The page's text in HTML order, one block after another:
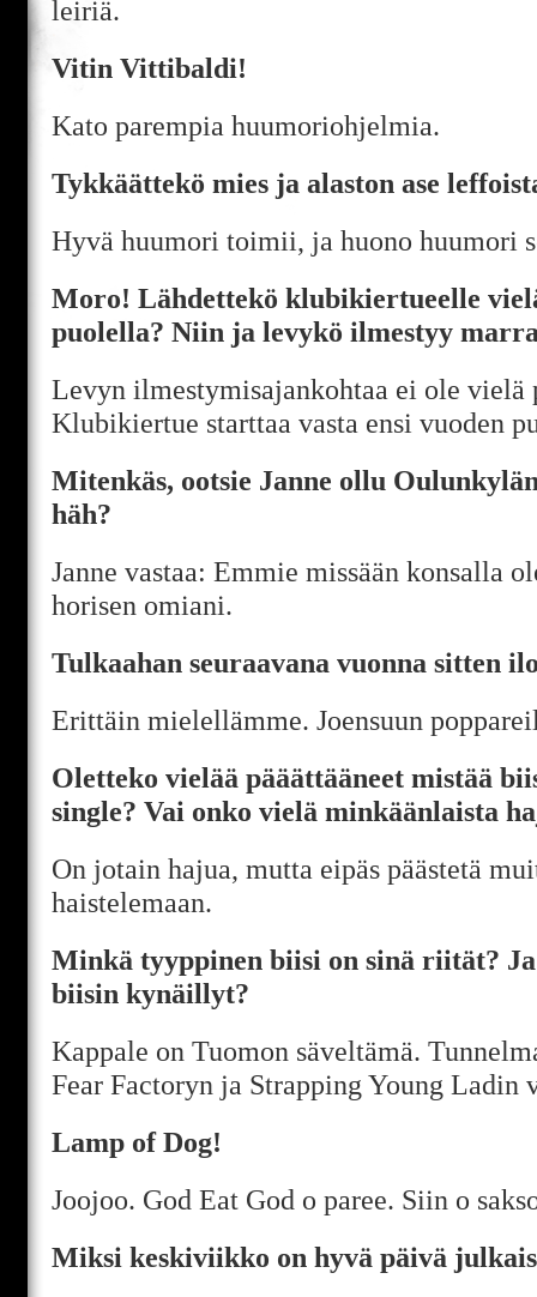
leiriä.
Vitin Vittibaldi!
Kato parempia huumoriohjelmia.
Tykkäättekö mies ja alaston ase
Hyvä huumori toimii, ja huono huumori
Moro! Lähdettekö klubikiertueelle
puolella? Niin ja levykö ilmestyy
Levyn ilmestymisajankohtaa ei ole vielä
Klubikiertue starttaa vasta ensi vuoden
Mitenkäs, ootsie Janne ollu
häh?
Janne vastaa: Emmie missään konsalla
horisen omiani.
Tulkaahan seuraavana vuonna sitten
Erittäin mielellämme. Joensuun
Oletteko vielää pääättääneet mistää
single? Vai onko vielä minkäänlaista
On jotain hajua, mutta eipäs päästetä
haistelemaan.
Minkä tyyppinen biisi on sinä riität? Ja
biisin kynäillyt?
Kappale on Tuomon säveltämä.
Fear Factoryn ja Strapping Young Ladin
Lamp of Dog!
Joojoo. God Eat God o paree. Siin o
Miksi keskiviikko on hyvä päivä